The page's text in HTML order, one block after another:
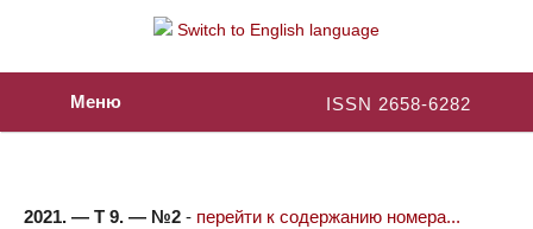
Switch to English language
ISSN 2658-6282
Меню
2021. — Т 9. — №2 - перейти к содержанию номера...